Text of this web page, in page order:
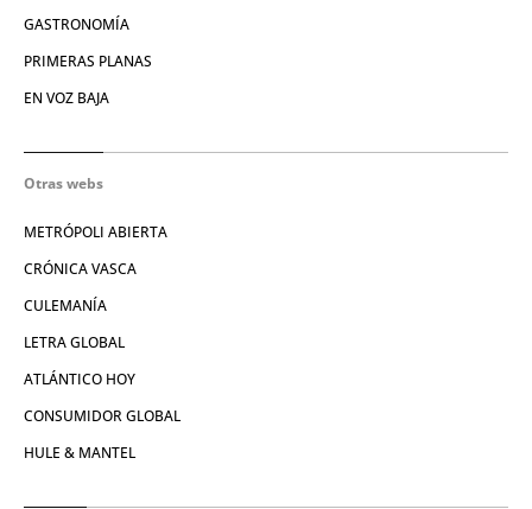
GASTRONOMÍA
PRIMERAS PLANAS
EN VOZ BAJA
Otras webs
METRÓPOLI ABIERTA
CRÓNICA VASCA
CULEMANÍA
LETRA GLOBAL
ATLÁNTICO HOY
CONSUMIDOR GLOBAL
HULE & MANTEL